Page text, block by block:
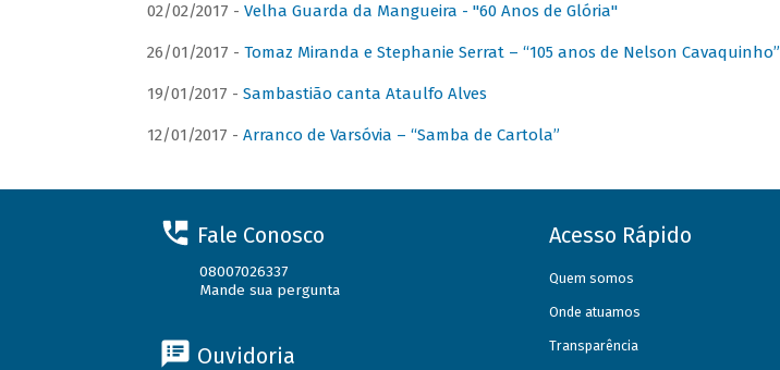
02/02/2017 - Velha Guarda da Mangueira - "60 Anos de Glória"
26/01/2017 - Tomaz Miranda e Stephanie Serrat – “105 anos de Nelson Cavaquinho”
19/01/2017 - Sambastião canta Ataulfo Alves
12/01/2017 - Arranco de Varsóvia – “Samba de Cartola”
Fale Conosco
08007026337
Mande sua pergunta
Ouvidoria
Acesso Rápido
Quem somos
Onde atuamos
Transparência